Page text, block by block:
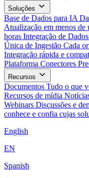
Soluções
Base de Dados para IA
Atualização em menos de
horas Integração de Dados
Única de Ingestão Cada
Integração rápida e
Plataforma Conectores
Recursos
Documentos Tudo o que
Recursos de mídia
Webinars Discussões e
conhece e confia cujas
English
EN
Spanish